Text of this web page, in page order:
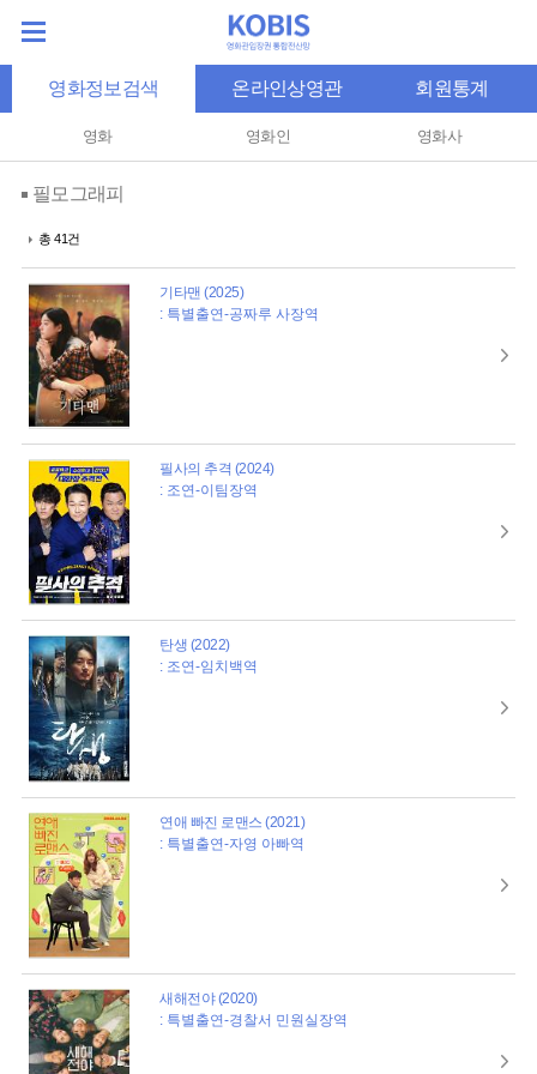
영화정보검색 온라인상영관 회원통계
영화 영화인 영화사
필모그래피
총 41건
기타맨 (2025)
: 특별출연-공짜루 사장역
필사의 추격 (2024)
: 조연-이팀장역
탄생 (2022)
: 조연-임치백역
연애 빠진 로맨스 (2021)
: 특별출연-자영 아빠역
새해전야 (2020)
: 특별출연-경찰서 민원실장역